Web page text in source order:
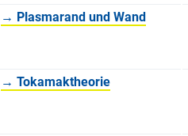
→ Plasmarand und Wand
→ Tokamaktheorie